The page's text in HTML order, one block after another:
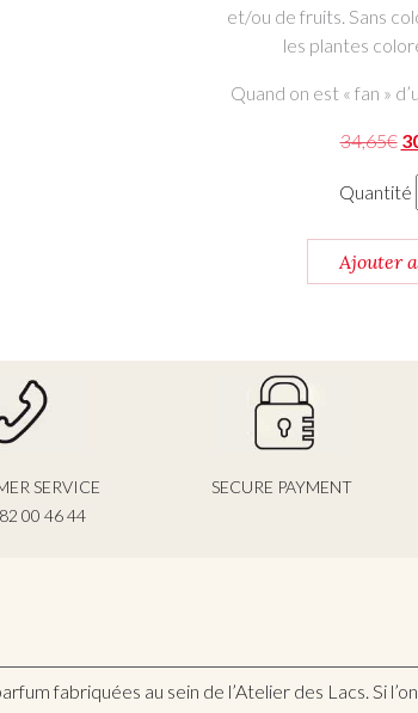
et/ou de fruits. Sans
les plantes
Quand on est « fan »
34,65€
Quantité
Ajouter
SERVICE
00 46 44
SECURE PAYMENT
fabriquées au sein de l’Atelier des Lacs. Si